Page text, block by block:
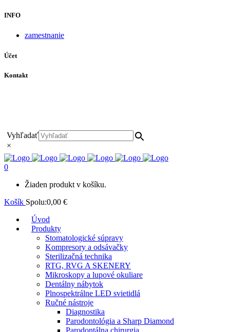
INFO
zamestnanie
Účet
Kontakt
Vyhľadať
×
0
Žiaden produkt v košíku.
Košík Spolu:0,00 €
Úvod
Produkty
Stomatologické súpravy
Kompresory a odsávačky
Sterilizačná technika
RTG, RVG A SKENERY
Mikroskopy a lupové okuliare
Dentálny nábytok
Plnospektrálne LED svietidlá
Ručné nástroje
Diagnostika
Parodontológia a Sharp Diamond
Parodontálna chirurgia